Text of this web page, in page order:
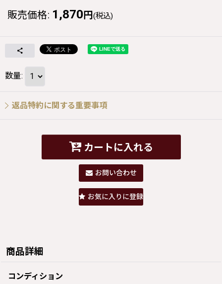
販売価格: 1,870 円 (税込)
数量:
返品特約に関する重要事項
カートに入れる
お問い合わせ
お気に入りに登録
商品詳細
コンディション